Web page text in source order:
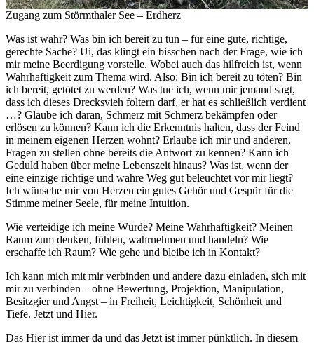
Zugang zum Störmthaler See – Erdherz
Was ist wahr? Was bin ich bereit zu tun – für eine gute, richtige,
gerechte Sache? Ui, das klingt ein bisschen nach der Frage, wie ich
mir meine Beerdigung vorstelle. Wobei auch das hilfreich ist, wenn
Wahrhaftigkeit zum Thema wird. Also: Bin ich bereit zu töten? Bin
ich bereit, getötet zu werden? Was tue ich, wenn mir jemand sagt,
dass ich dieses Drecksvieh foltern darf, er hat es schließlich verdient
…? Glaube ich daran, Schmerz mit Schmerz bekämpfen oder
erlösen zu können? Kann ich die Erkenntnis halten, dass der Feind
in meinem eigenen Herzen wohnt? Erlaube ich mir und anderen,
Fragen zu stellen ohne bereits die Antwort zu kennen? Kann ich
Geduld haben über meine Lebenszeit hinaus? Was ist, wenn der
eine einzige richtige und wahre Weg gut beleuchtet vor mir liegt?
Ich wünsche mir von Herzen ein gutes Gehör und Gespür für die
Stimme meiner Seele, für meine Intuition.
Wie verteidige ich meine Würde? Meine Wahrhaftigkeit? Meinen
Raum zum denken, fühlen, wahrnehmen und handeln? Wie
erschaffe ich Raum? Wie gehe und bleibe ich in Kontakt?
Ich kann mich mit mir verbinden und andere dazu einladen, sich mit
mir zu verbinden – ohne Bewertung, Projektion, Manipulation,
Besitzgier und Angst – in Freiheit, Leichtigkeit, Schönheit und
Tiefe. Jetzt und Hier.
Das Hier ist immer da und das Jetzt ist immer pünktlich. In diesem